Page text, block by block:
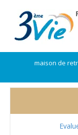
maison de